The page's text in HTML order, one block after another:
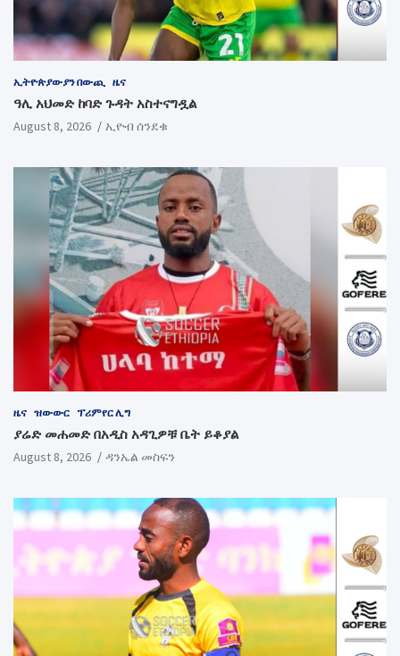
ኢትዮጵያውያን በውጪ ዜና
ዓሊ አህመድ ከባድ ጉዳት አስተናግዷል
August 8, 2026 ኢዮብ ሰንደቁ
ዜና ዝውውር ፕሪምየር ሊግ
ያሬድ መሐመድ በአዲስ አዳጊዎቹ ቤት ይቆያል
August 8, 2026 ዳንኤል መስፍን